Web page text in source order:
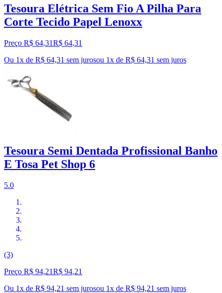
Tesoura Elétrica Sem Fio A Pilha Para
Corte Tecido Papel Lenoxx
Preço R$ 64,31R$ 64,31
Ou 1x de R$ 64,31 sem jurosou 1x de R$ 64,31 sem juros
Tesoura Semi Dentada Profissional Banho
E Tosa Pet Shop 6
5.0
(3)
Preço R$ 94,21R$ 94,21
Ou 1x de R$ 94,21 sem jurosou 1x de R$ 94,21 sem juros